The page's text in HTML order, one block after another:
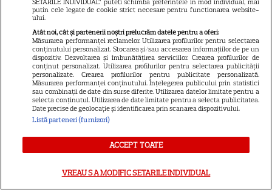
sezonul 3
ŞTIRI
VEDETE STRĂINE
Jennifer Aniston și Courteney
Cox, vacanță de lux în Mallorca
alături de Pedro Pascal.
Imagini spectaculoase
putin cele legate de cookie strict necesare pentru functionarea website-
ului.
Atât noi, cât și partenerii noștri prelucrăm datele pentru a oferi:
Măsurarea performanței reclamelor. Utilizarea profilurilor pentru selectarea
conținutului personalizat. Stocarea și/sau accesarea informațiilor de pe un
dispozitiv. Dezvoltarea și îmbunătățirea serviciilor. Crearea profilurilor de
conținut personalizat. Utilizarea profilurilor pentru selectarea publicității
personalizate. Crearea profilurilor pentru publicitate personalizată.
Măsurarea performanței conținutului. Înțelegerea publicului prin statistici
sau combinații de date din surse diferite. Utilizarea datelor limitate pentru a
selecta conținutul. Utilizarea de date limitate pentru a selecta publicitatea.
Date precise de geolocație și identificarea prin scanarea dispozitivului.
Listă parteneri (furnizori)
ACCEPT TOATE
VREAU SA MODIFIC SETARILE INDIVIDUAL